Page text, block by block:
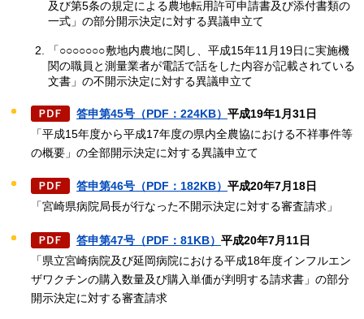
及び第5条の規定による農地転用許可申請書及び添付書類の
一式」の部分開示決定に対する異議申立て
「○○○○○○○敷地内農地に関し、平成15年11月19日に実施機
関の職員と測量業者が電話で話をした内容が記載されている
文書」の不開示決定に対する異議申立て
答申第45号（PDF：224KB） 平成19年1月31日
「平成15年度から平成17年度の県内全農協における不祥事件等
の概要」の全部開示決定に対する異議申立て
答申第46号（PDF：182KB） 平成20年7月18日
「宮崎県病院局長が行なった不開示決定に対する審査請求」
答申第47号（PDF：81KB） 平成20年7月11日
「県立宮崎病院及び延岡病院における平成18年度インフルエン
ザワクチンの購入数量及び購入単価が判明する請求書」の部分
開示決定に対する審査請求